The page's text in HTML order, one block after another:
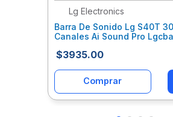
Lg Electronics
Barra De Sonido Lg S40T 300W 2.1
Canales Ai Sound Pro
$3935.00
Comprar